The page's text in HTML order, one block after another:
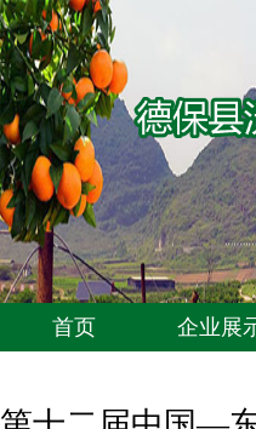
首页 企业展